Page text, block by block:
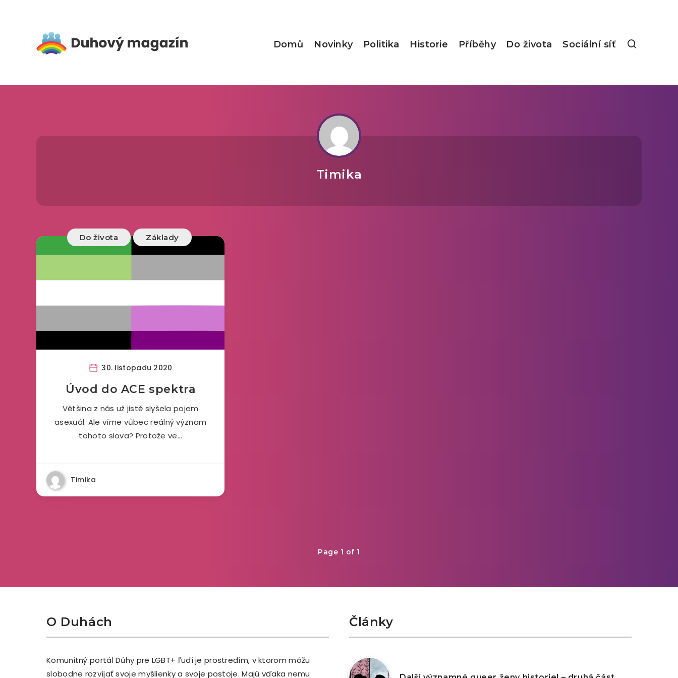
Domů Novinky Politika Historie Příběhy Do života Sociální síť
Timika
Do života Základy
30. listopadu 2020
Úvod do ACE spektra
Většina z nás už jistě slyšela pojem
asexuál. Ale víme vůbec reálný význam
tohoto slova? Protože ve…
Timika
Page 1 of 1
O Duhách
Komunitný portál Dúhy pre LGBT+ ľudí je prostredím, v ktorom môžu
slobodne rozvíjať svoje myšlienky a svoje postoje. Majú vďaka nemu
Články